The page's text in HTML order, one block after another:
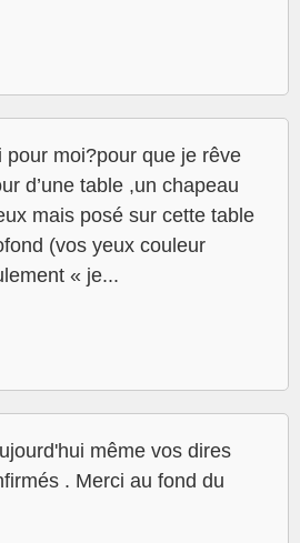
pour moi?pour que je rêve
d’une table ,un chapeau
mais posé sur cette table
(vos yeux couleur
« je...
même vos dires
. Merci au fond du